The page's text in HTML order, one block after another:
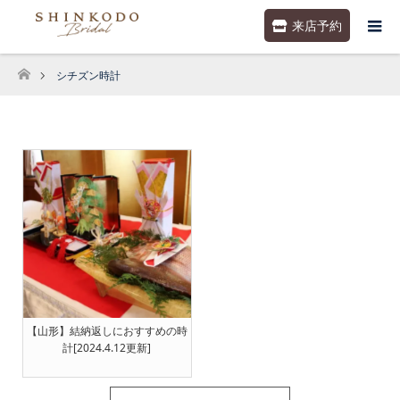
来店予約
ホーム
シチズン時計
【山形】結納返しにおすすめの時
計[2024.4.12更新]